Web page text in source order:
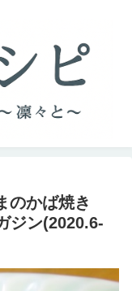
のかば焼き
ジン(2020.6-